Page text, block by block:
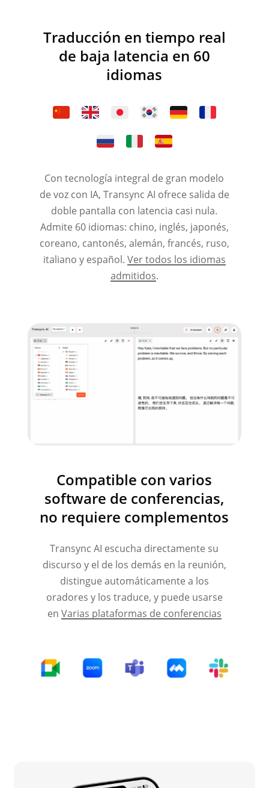
Traducción en tiempo real
de baja latencia en 60
idiomas
Con tecnología integral de gran modelo
de voz con IA, Transync AI ofrece salida de
doble pantalla con latencia casi nula.
Admite 60 idiomas: chino, inglés, japonés,
coreano, cantonés, alemán, francés, ruso,
italiano y español. Ver todos los idiomas
admitidos.
Compatible con varios
software de conferencias,
no requiere complementos
Transync AI escucha directamente su
discurso y el de los demás en la reunión,
distingue automáticamente a los
oradores y los traduce, y puede usarse
en Varias plataformas de conferencias